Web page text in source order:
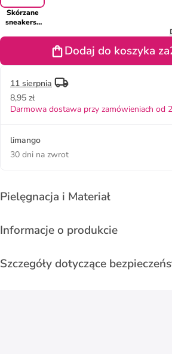
Skórzane
sneakersy
Dodaj do koszyka za
11 sierpnia
8,95 zł
Darmowa dostawa przy zamówieniach od
limango
30 dni na zwrot
Pielęgnacja i Materiał
Informacje o produkcie
Szczegóły dotyczące